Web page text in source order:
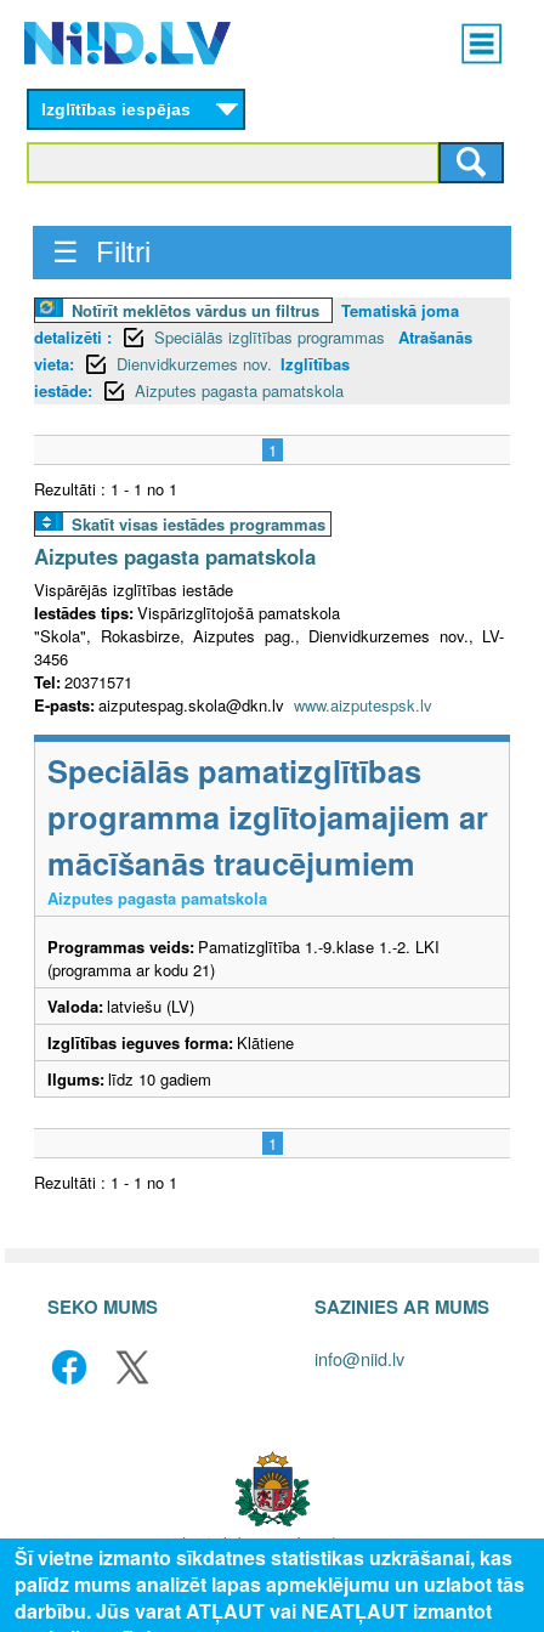
content
Main
menu
Izglītības iespējas
☰ Filtri
Notīrīt meklētos vārdus un filtrus
Tematiskā joma
detalizēti :
Speciālās izglītības programmas
Atrašanās
vieta:
Dienvidkurzemes nov. Izglītības
iestāde:
Aizputes pagasta pamatskola
1
Rezultāti : 1 - 1 no 1
Skatīt visas iestādes programmas
Aizputes pagasta pamatskola
Vispārējās izglītības iestāde
Iestādes tips:Vispārizglītojošā pamatskola
"Skola", Rokasbirze, Aizputes pag., Dienvidkurzemes nov., LV-
3456
Tel:20371571
E-pasts:aizputespag.skola@dkn.lv www.aizputespsk.lv
Speciālās pamatizglītības
programma izglītojamajiem ar
mācīšanās traucējumiem
Aizputes pagasta pamatskola
Programmas veids: Pamatizglītība 1.-9.klase 1.-2. LKI
(programma ar kodu 21)
Valoda:latviešu (LV)
Izglītības ieguves forma: Klātiene
Ilgums:līdz 10 gadiem
1
Rezultāti : 1 - 1 no 1
SEKO MUMS SAZINIES AR MUMS
info@niid.lv
© 2025 Valsts izglītības attīstības aģentūra, publicētā satura visas tiesības
Šī vietne izmanto sīkdatnes statistikas uzkrāšanai, kas
palīdz mums analizēt lapas apmeklējumu un uzlabot tās
darbību. Jūs varat ATĻAUT vai NEATĻAUT izmantot